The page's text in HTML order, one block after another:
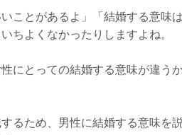
ことがあるよ」「結婚する意味
ちよくなかったりしますよね。
にとっての結婚する意味が違う
るため、男性に結婚する意味を